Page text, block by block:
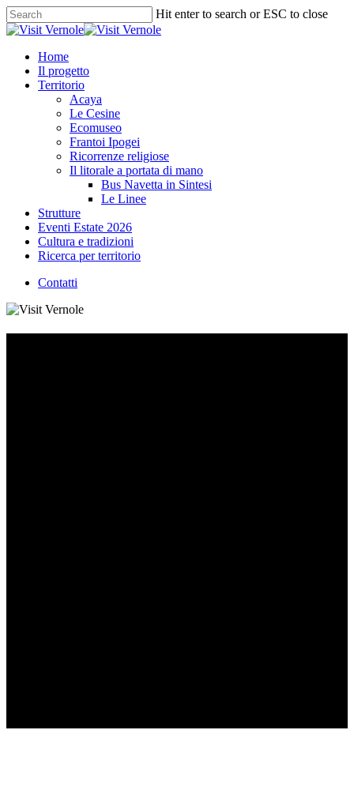
Skip
to
content
Hit enter to search or ESC to close
Close
Menu
Home
Il progetto
Territorio
Acaya
Le Cesine
Ecomuseo
Frantoi Ipogei
Ricorrenze religiose
Il litorale a portata di mano
Bus Navetta in Sintesi
Le Linee
Strutture
Eventi Estate 2026
Cultura e tradizioni
Ricerca per territorio
Contatti